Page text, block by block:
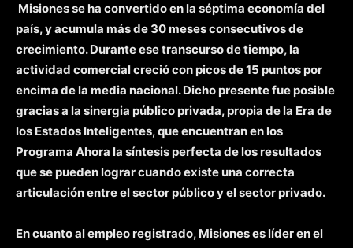
Misiones se ha convertido en la séptima economía del
país, y acumula más de 30 meses consecutivos de
crecimiento. Durante ese transcurso de tiempo, la
actividad comercial creció con picos de 15 puntos por
encima de la media nacional.Dicho presente fue posible
gracias a la sinergia público privada, propia de la Era de
los Estados Inteligentes, que encuentran en los
Programa Ahora la síntesis perfecta de los resultados
que se pueden lograr cuando existe una correcta
articulación entre el sector público y el sector privado.
En cuanto al empleo registrado, Misiones es líder en el